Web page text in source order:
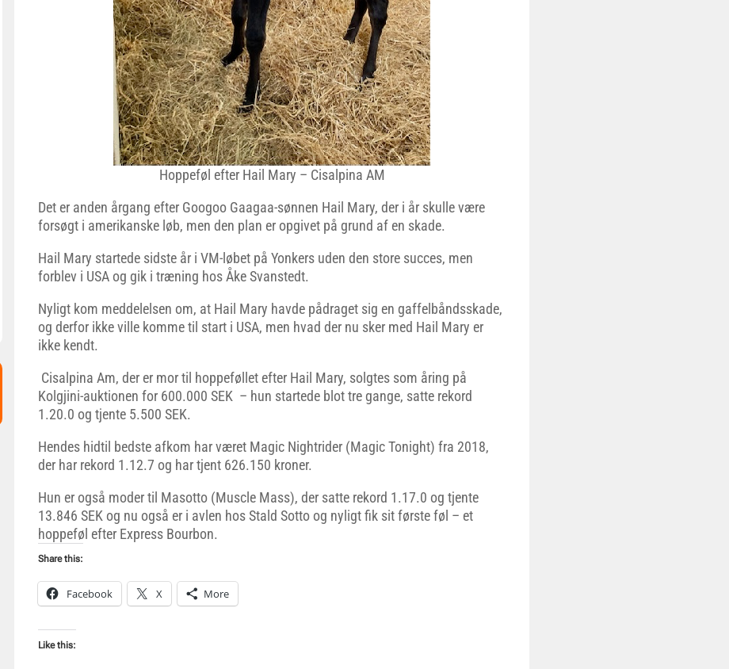
Hoppeføl efter Hail Mary – Cisalpina AM
Det er anden årgang efter Googoo Gaagaa-sønnen Hail Mary, der i år skulle være
forsøgt i amerikanske løb, men den plan er opgivet på grund af en skade.
Hail Mary startede sidste år i VM-løbet på Yonkers uden den store succes, men
forblev i USA og gik i træning hos Åke Svanstedt.
Nyligt kom meddelelsen om, at Hail Mary havde pådraget sig en gaffelbåndsskade,
og derfor ikke ville komme til start i USA, men hvad der nu sker med Hail Mary er
ikke kendt.
Cisalpina Am, der er mor til hoppeføllet efter Hail Mary, solgtes som åring på
Kolgjini-auktionen for 600.000 SEK – hun startede blot tre gange, satte rekord
1.20.0 og tjente 5.500 SEK.
Hendes hidtil bedste afkom har været Magic Nightrider (Magic Tonight) fra 2018,
der har rekord 1.12.7 og har tjent 626.150 kroner.
Hun er også moder til Masotto (Muscle Mass), der satte rekord 1.17.0 og tjente
13.846 SEK og nu også er i avlen hos Stald Sotto og nyligt fik sit første føl – et
hoppeføl efter Express Bourbon.
Share this:
Facebook X More
Like this: